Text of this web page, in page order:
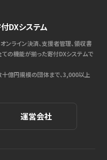
DXシステム
ンライン決済、支援者管理、領収書
の機能が揃った寄付DXシステムで
億円規模の団体まで、3,000以上
運営会社